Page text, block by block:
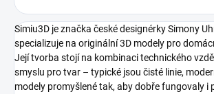
Simiu3D je značka české designérky Simony
specializuje na originální 3D modely pro
Její tvorba stojí na kombinaci technického
smyslu pro tvar – typické jsou čisté linie,
modely promyšlené tak, aby dobře fungovaly i